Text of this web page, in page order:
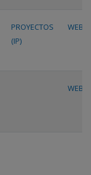
PROYECTOS
(IP)
WEB
WEB